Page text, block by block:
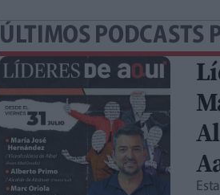
ÚLTIMOS PODCASTS